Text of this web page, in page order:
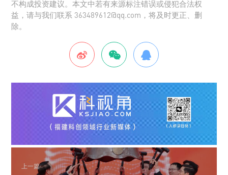
不构成投资建议。本文中若有来源标注错误或侵犯合法权
益，请与我们联系 363489612@qq.com，将及时更正、删
除。
上一篇